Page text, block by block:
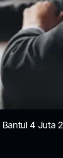
4 Juta 2